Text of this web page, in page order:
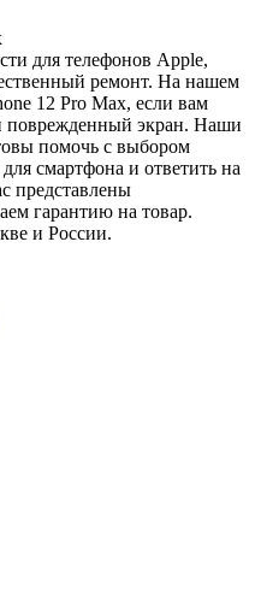
12 Pro Max, если вам
поврежденный экран. Наши
помочь с выбором
смартфона и ответить на
представлены
гарантию на товар.
и России.